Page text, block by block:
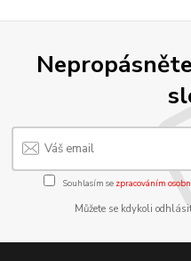
Souhlasím se zpracováním
Můžete se kdykoli